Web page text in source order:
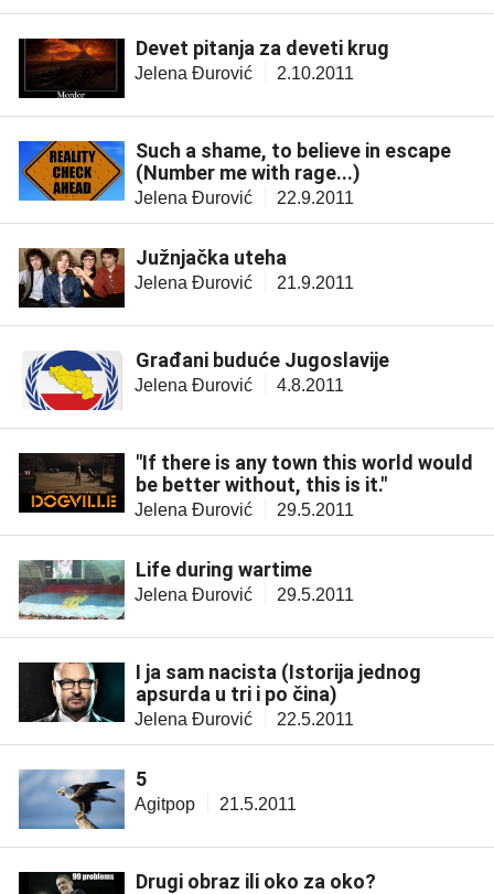
Devet pitanja za deveti krug
Jelena Đurović 2.10.2011
Such a shame, to believe in escape
(Number me with rage...)
Jelena Đurović 22.9.2011
Južnjačka uteha
Jelena Đurović 21.9.2011
Građani buduće Jugoslavije
Jelena Đurović 4.8.2011
"If there is any town this world would
be better without, this is it."
Jelena Đurović 29.5.2011
Life during wartime
Jelena Đurović 29.5.2011
I ja sam nacista (Istorija jednog
apsurda u tri i po čina)
Jelena Đurović 22.5.2011
5
Agitpop 21.5.2011
Drugi obraz ili oko za oko?